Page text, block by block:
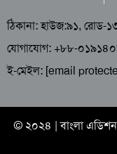
ঠিকানা: হাউজ:৯১, রোড-
যোগাযোগ: +৮৮-
ই-মেইল: [email
© ২০২৪ |বাংলা এডিশন